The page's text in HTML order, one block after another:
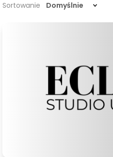
Sortowanie Domyślnie